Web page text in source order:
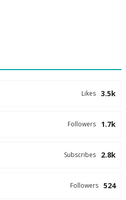
3.5k
Likes
1.7k
Followers
2.8k
Subscribes
524
Followers